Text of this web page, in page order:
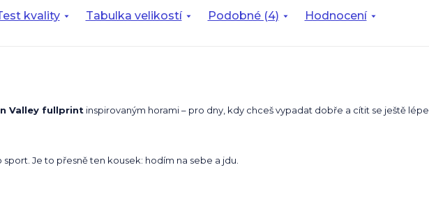
kvality Tabulka velikostí Podobné (4) Hodnocení
Valley fullprint inspirovaným horami – pro dny, kdy chceš vypadat dobře a cítit se ještě lépe.
Je to přesně ten kousek: hodím na sebe a jdu.